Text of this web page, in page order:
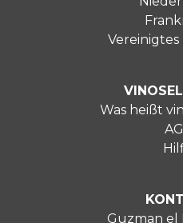
Was heißt
Guzman el